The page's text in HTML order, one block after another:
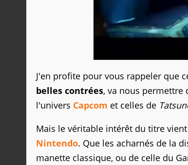
J'en profite pour vous rappeler que
belles contrées, va nous permettre
l'univers Capcom et celles de
Mais le véritable intérêt du titre
Nintendo. Que les acharnés de la
manette classique, ou de celle du